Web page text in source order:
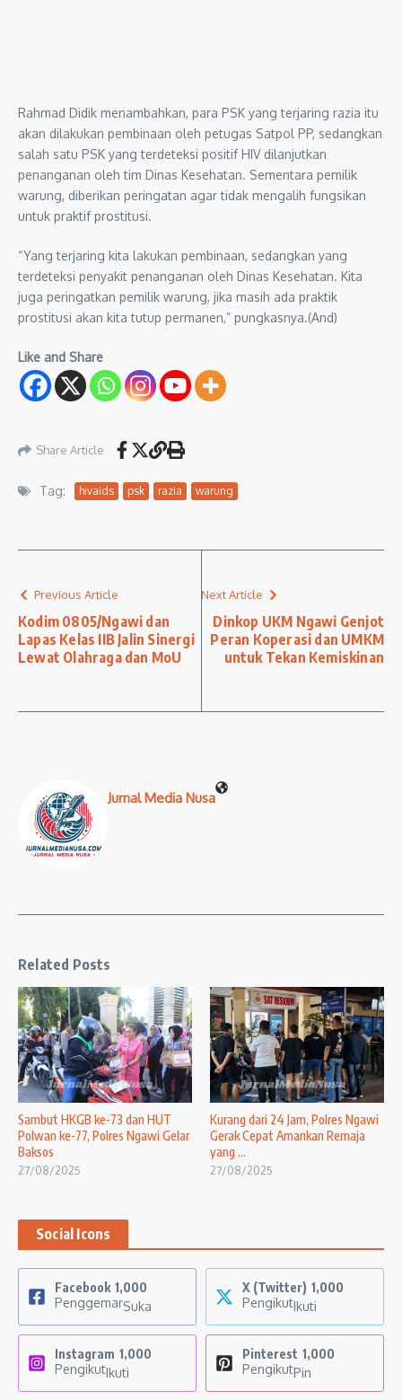
Rahmad Didik menambahkan, para PSK yang terjaring razia itu
akan dilakukan pembinaan oleh petugas Satpol PP, sedangkan
salah satu PSK yang terdeteksi positif HIV dilanjutkan
penanganan oleh tim Dinas Kesehatan. Sementara pemilik
warung, diberikan peringatan agar tidak mengalih fungsikan
untuk praktif prostitusi.
“Yang terjaring kita lakukan pembinaan, sedangkan yang
terdeteksi penyakit penanganan oleh Dinas Kesehatan. Kita
juga peringatkan pemilik warung, jika masih ada praktik
prostitusi akan kita tutup permanen,” pungkasnya.(And)
Like and Share
Share Article
Tag: hivaids psk razia warung
Previous Article
Kodim 0805/Ngawi dan
Lapas Kelas IIB Jalin Sinergi
Lewat Olahraga dan MoU
Next Article
Dinkop UKM Ngawi Genjot
Peran Koperasi dan UMKM
untuk Tekan Kemiskinan
Jurnal Media Nusa
Related Posts
Sambut HKGB ke-73 dan HUT
Polwan ke-77, Polres Ngawi Gelar
Baksos
27/08/2025
Kurang dari 24 Jam, Polres Ngawi
Gerak Cepat Amankan Remaja
yang ...
27/08/2025
Social Icons
Facebook 1,000
PenggemarSuka
X (Twitter) 1,000
PengikutIkuti
Instagram 1,000
PengikutIkuti
Pinterest 1,000
PengikutPin